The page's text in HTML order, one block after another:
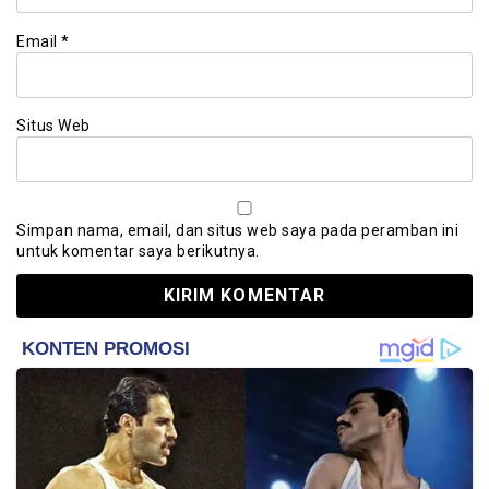
Email *
Situs Web
Simpan nama, email, dan situs web saya pada peramban ini
untuk komentar saya berikutnya.